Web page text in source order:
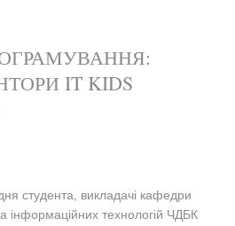
IT KIDS
студента, викладачі кафедри
інформаційних технологій ЧДБК